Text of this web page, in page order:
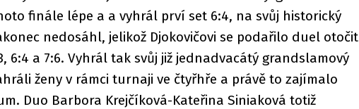
finále lépe a a vyhrál prví set 6:4, na svůj historický
nedosáhl, jelikož Djokovičovi se podařilo duel otočit
6:4 a 7:6. Vyhrál tak svůj již jednadvacátý grandslamový
ženy v rámci turnaji ve čtyřhře a právě to zajímalo
Duo Barbora Krejčíková-Kateřina Siniaková totiž